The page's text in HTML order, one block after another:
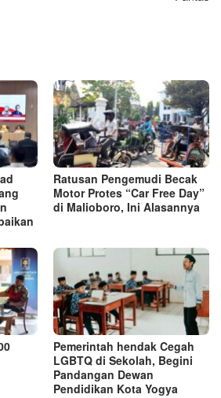
Ratusan Pengemudi Becak
Motor Protes “Car Free Day”
di Malioboro, Ini Alasannya
Pemerintah hendak Cegah
LGBTQ di Sekolah, Begini
Pandangan Dewan
Pendidikan Kota Yogya